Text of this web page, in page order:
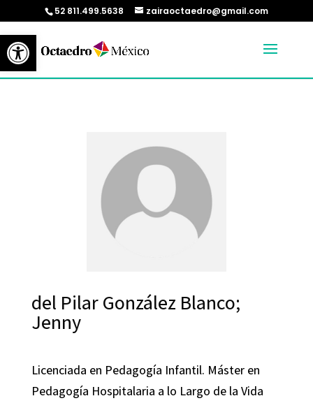
Abrir barra de herramientas
52 811.499.5638 zairaoctaedro@gmail.com
del Pilar González Blanco;
Jenny
Licenciada en Pedagogía Infantil. Máster en
Pedagogía Hospitalaria a lo Largo de la Vida